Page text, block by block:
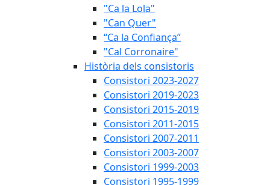
"Ca la Lola"
"Can Quer"
“Ca la Confiança”
"Cal Corronaire"
Història dels consistoris
Consistori 2023-2027
Consistori 2019-2023
Consistori 2015-2019
Consistori 2011-2015
Consistori 2007-2011
Consistori 2003-2007
Consistori 1999-2003
Consistori 1995-1999